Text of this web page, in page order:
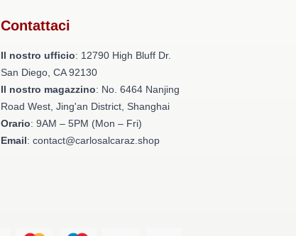
Contattaci
Il nostro ufficio: 12790 High Bluff Dr.
San Diego, CA 92130
Il nostro magazzino: No. 6464 Nanjing
Road West, Jing'an District, Shanghai
Orario: 9AM – 5PM (Mon – Fri)
Email: contact@carlosalcaraz.shop